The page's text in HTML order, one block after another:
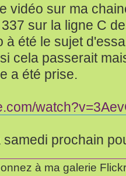
vidéo sur ma
sur la ligne C
à été le sujet
cela passerait
a été prise.
samedi prochain
à ma galerie